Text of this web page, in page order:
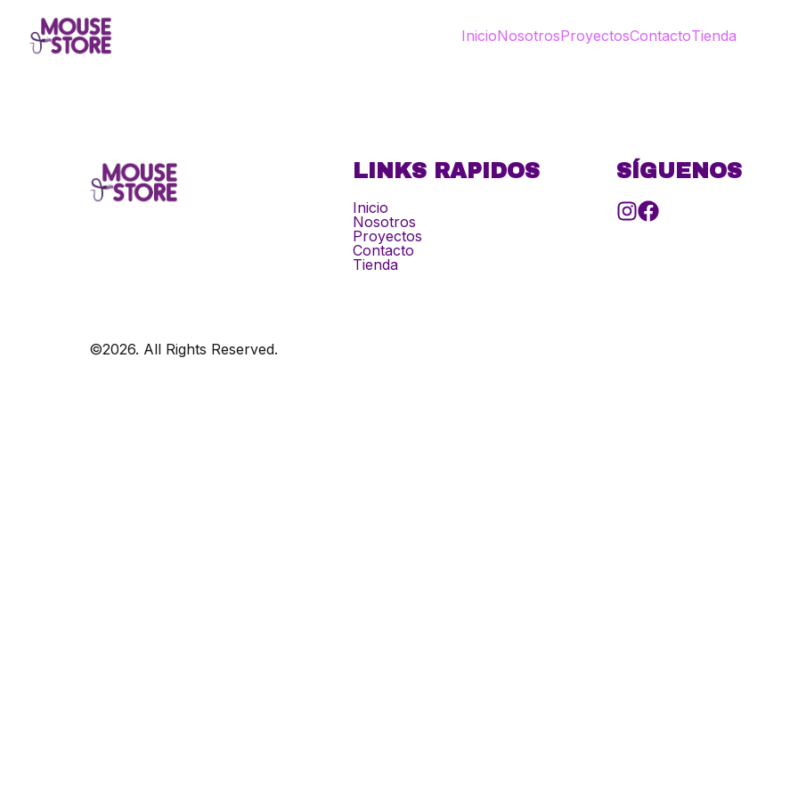
InicioNosotrosProyectosContactoTienda
LINKS RAPIDOS
Inicio
Nosotros
Proyectos
Contacto
Tienda
SÍGUENOS
©2026. All Rights Reserved.